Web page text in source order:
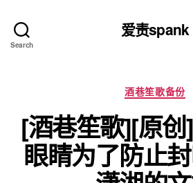
Search
爱责spank
分
类
酒巷笙歌备份
[酒巷笙歌][原
眼睛为了防止